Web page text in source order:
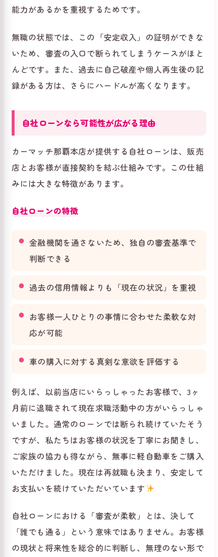
能力があるかを重視するためです。
無職の状態では、この「安定収入」の証明ができな
いため、審査の入口で断られてしまうケースがほと
んどです。また、過去に自己破産や個人再生後の記
録がある方は、さらにハードルが高くなります。
自社ローンなら可能性が広がる理由
カーマッチ那覇本店が提供する自社ローンは、販売
店とお客様が直接契約を結ぶ仕組みです。この仕組
みには大きな特徴があります。
自社ローンの特徴
金融機関を通さないため、独自の審査基準で
判断できる
過去の信用情報よりも「現在の状況」を重視
お客様一人ひとりの事情に合わせた柔軟な対
応が可能
車の購入に対する真剣な意欲を評価する
例えば、以前当店にいらっしゃったお客様で、3ヶ
月前に退職されて現在求職活動中の方がいらっしゃ
いました。通常のローンでは断られ続けていたそう
ですが、私たちはお客様の状況を丁寧にお聞きし、
ご家族の協力も得ながら、無事に軽自動車をご購入
いただけました。現在は再就職も決まり、安定して
お支払いを続けていただいています
自社ローンにおける「審査が柔軟」とは、決して
「誰でも通る」という意味ではありません。お客様
の現状と将来性を総合的に判断し、無理のない形で